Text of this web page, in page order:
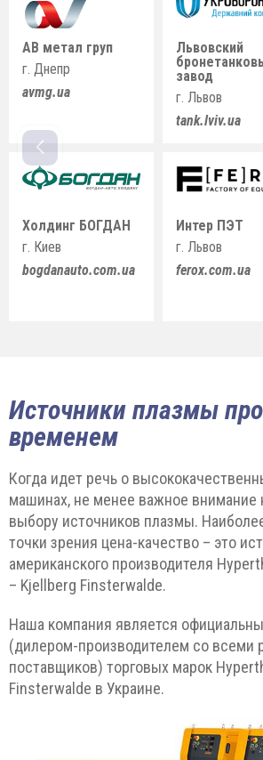
АВ метал груп
г. Днепр
avmg.ua
Холдинг БОГДАН
г. Киев
bogdanauto.com.ua
Львовский
завод
г. Львов
tank.lviv.ua
Интер ПЭТ
г. Львов
ferox.com.ua
Источники плазмы
временем
Когда идет речь о
машинах, не менее важное внимание
выбору источников плазмы.
точки зрения цена-качество – это
американского производителя
– Kjellberg Finsterwalde.
Наша компания является
(дилером-производителем со всеми
поставщиков) торговых марок
Finsterwalde в Украине.